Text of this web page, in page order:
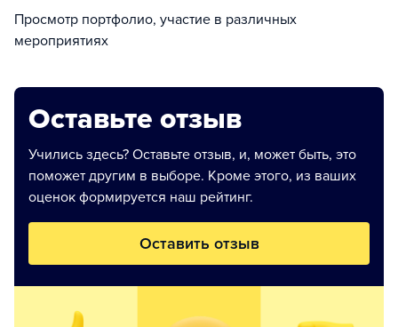
Просмотр портфолио, участие в различных
мероприятиях
Оставьте отзыв
Учились здесь? Оставьте отзыв, и, может быть, это
поможет другим в выборе. Кроме этого, из ваших
оценок формируется наш рейтинг.
Оставить отзыв